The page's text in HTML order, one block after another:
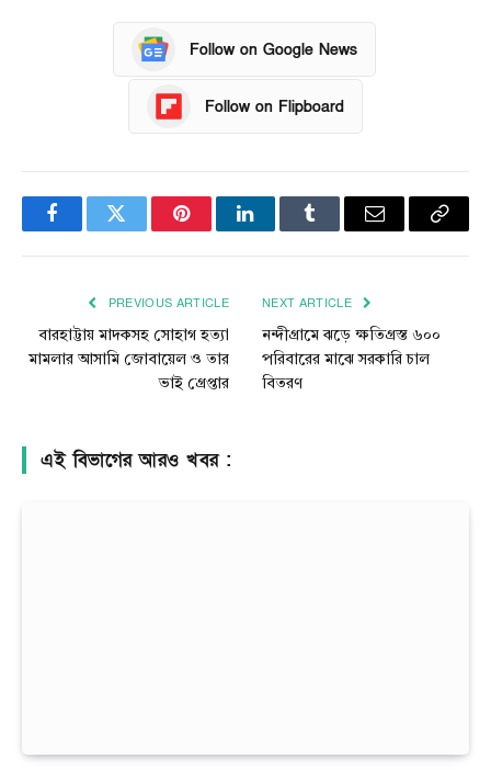
Follow on Google News
Follow on Flipboard
FacebookTwitter PinterestLinkedInTumblr Email
Copy
PREVIOUS ARTICLE
বারহাট্টায় মাদকসহ সোহাগ হত্যা
মামলার আসামি জোবায়েল ও তার
ভাই গ্রেপ্তার
NEXT ARTICLE
নন্দীগ্রামে ঝড়ে ক্ষতিগ্রস্ত ৬০০
পরিবারের মাঝে সরকারি চাল
বিতরণ
এই বিভাগের আরও খবর :